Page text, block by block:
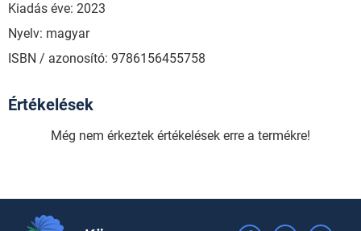
Kiadás éve: 2023
Nyelv: magyar
ISBN / azonosító: 9786156455758
Értékelések
Még nem érkeztek értékelések erre a termékre!